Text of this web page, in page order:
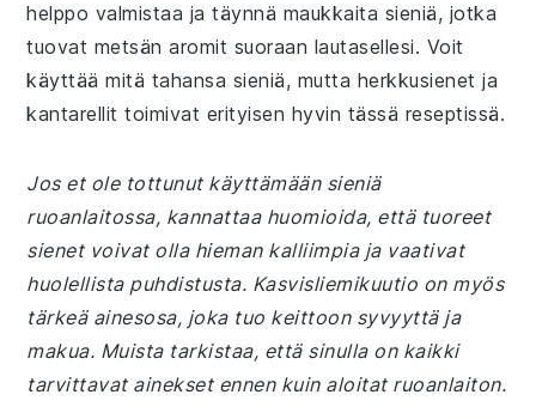
helppo valmistaa ja täynnä maukkaita sieniä, jotka
tuovat metsän aromit suoraan lautasellesi. Voit
käyttää mitä tahansa sieniä, mutta herkkusienet ja
kantarellit toimivat erityisen hyvin tässä reseptissä.
Jos et ole tottunut käyttämään sieniä
ruoanlaitossa, kannattaa huomioida, että tuoreet
sienet voivat olla hieman kalliimpia ja vaativat
huolellista puhdistusta. Kasvisliemikuutio on myös
tärkeä ainesosa, joka tuo keittoon syvyyttä ja
makua. Muista tarkistaa, että sinulla on kaikki
tarvittavat ainekset ennen kuin aloitat ruoanlaiton.